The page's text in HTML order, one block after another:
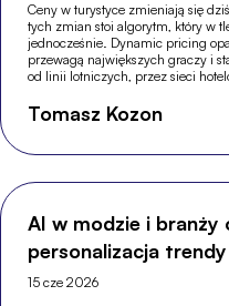
Ceny w turystyce zmieniają się
tych zmian stoi algorytm, który w
jednocześnie. Dynamic pricing
przewagą największych graczy i
od linii lotniczych, przez sieci
Tomasz Kozon
AI w modzie i branży
personalizacja
15 cze 2026